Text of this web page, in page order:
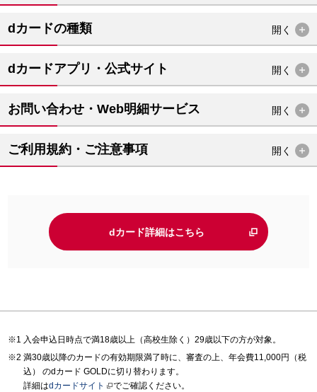
dカードの種類 開く
dカードアプリ・公式サイト 開く
お問い合わせ・Web明細サービス 開く
ご利用規約・ご注意事項 開く
dカード詳細はこちら
入会申込日時点で満18歳以上（高校生除く）29歳以下の方が対象。
満30歳以降のカードの有効期限満了時に、審査の上、年会費11,000円（税
込） のdカード GOLDに切り替わります。
詳細はdカードサイト
でご確認ください。